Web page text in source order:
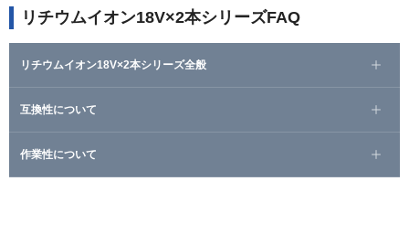
リチウムイオン18V×2本シリーズFAQ
リチウムイオン18V×2本シリーズ全般
互換性について
作業性について